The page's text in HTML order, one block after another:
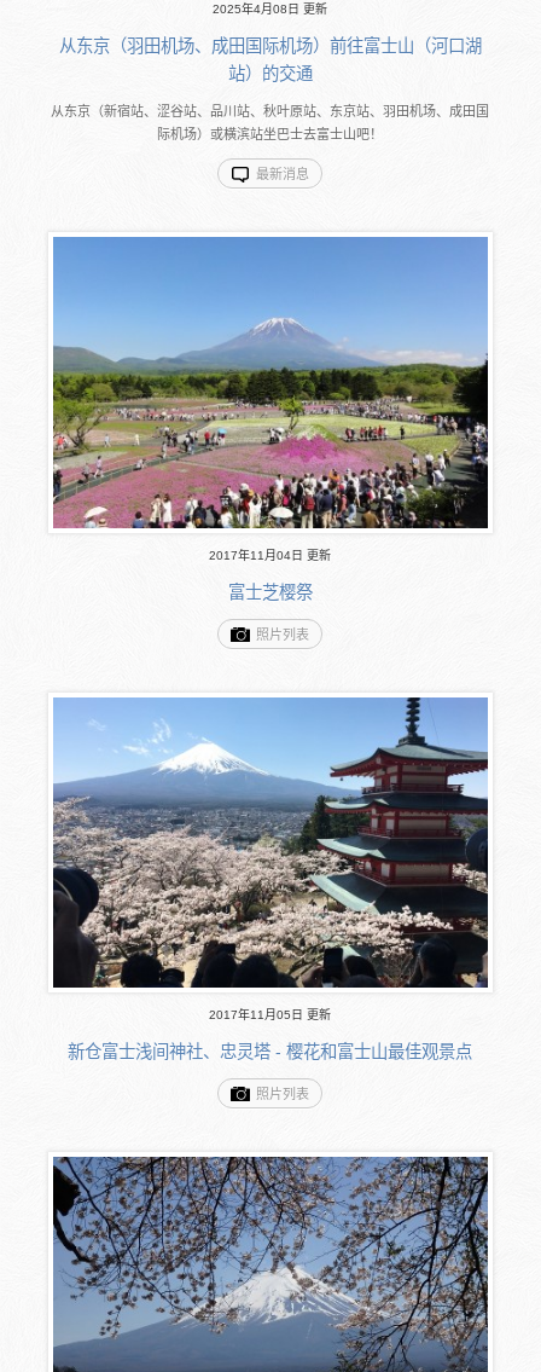
2025年4月08日 更新
从东京（羽田机场、成田国际机场）前往富士山（河口湖
站）的交通
从东京（新宿站、涩谷站、品川站、秋叶原站、东京站、羽田机场、成田国
际机场）或横滨站坐巴士去富士山吧！
最新消息
2017年11月04日 更新
富士芝樱祭
照片列表
2017年11月05日 更新
新仓富士浅间神社、忠灵塔 - 樱花和富士山最佳观景点
照片列表